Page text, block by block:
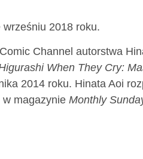
wrześniu 2018 roku.
Channel autorstwa
When They Cry:
2014 roku. Hinata Aoi
magazynie Monthly